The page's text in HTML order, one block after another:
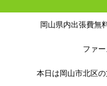
岡山県内出張費無
ファー
本日は岡山市北区の